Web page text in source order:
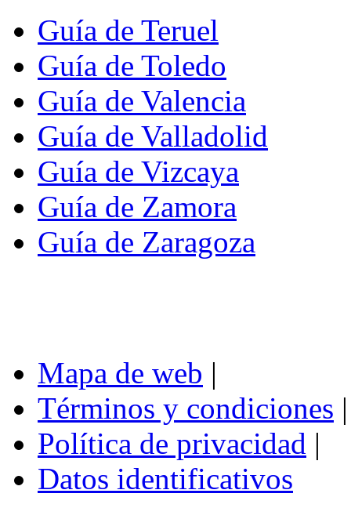
Guía de Teruel
Guía de Toledo
Guía de Valencia
Guía de Valladolid
Guía de Vizcaya
Guía de Zamora
Guía de Zaragoza
Mapa de web |
Términos y condiciones |
Política de privacidad |
Datos identificativos